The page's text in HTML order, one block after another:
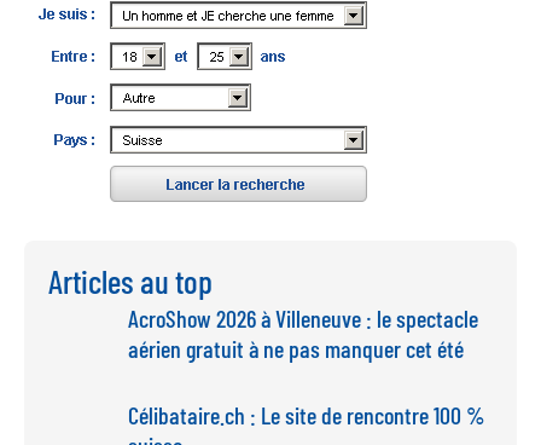
Articles au top
AcroShow 2026 à Villeneuve : le spectacle
aérien gratuit à ne pas manquer cet été
Célibataire.ch : Le site de rencontre 100 %